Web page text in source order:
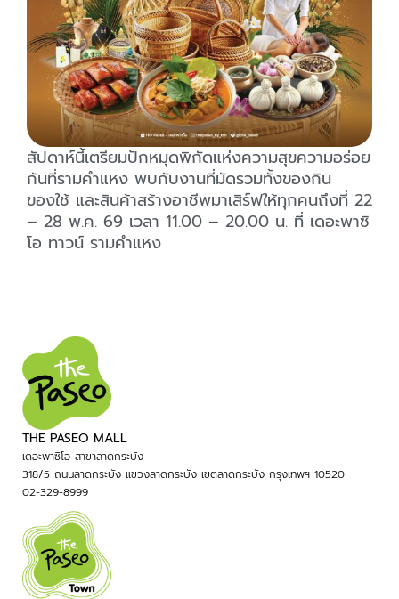
สัปดาห์นี้เตรียมปักหมุดพิกัดแห่งความสุขความอร่อย
กันที่รามคำแหง พบกับงานที่มัดรวมทั้งของกิน
ของใช้ และสินค้าสร้างอาชีพมาเสิร์ฟให้ทุกคนถึงที่ 22
– 28 พ.ค. 69 เวลา 11.00 – 20.00 น. ที่ เดอะพาซิ
โอ ทาวน์ รามคำแหง
THE PASEO MALL
เดอะพาซิโอ สาขาลาดกระบัง
318/5 ถนนลาดกระบัง แขวงลาดกระบัง เขตลาดกระบัง กรุงเทพฯ 10520
02-329-8999